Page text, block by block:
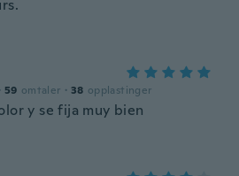
· 59 omtaler · 38 opplastinger
y se fija muy bien